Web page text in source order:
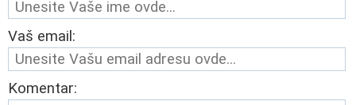
Vaš email:
Komentar: